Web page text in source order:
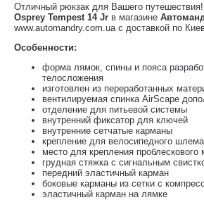
Отличный рюкзак для Вашего
Osprey Tempest 14 Jr в магазине
www.automandry.com.ua с доставкой по
Особенности:
форма лямок, спины и пояса
телосложения
изготовлен из переработанных
вентилируемая спинка AirScape
отделение для питьевой системы
внутренний фиксатор для ключей
внутренние сетчатые карманы
крепление для велосипедного
место для крепления проблескового
грудная стяжка с сигнальным
передний эластичный карман
боковые карманы из сетки с
эластичный карман на лямке